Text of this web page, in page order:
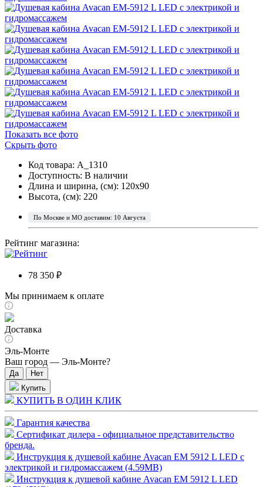
Показать все фото
Скрыть фото
Код товара: A_1310
Доступность: В наличии
Длина и ширина, (см): 120x90
Высота, (см): 220
По Москве и МО доставим: 10 Августа
Рейтинг магазина:
78 350 ₽
Мы принимаем к оплате
Доставка
Эль-Монте
Ваш город — Эль-Монте?
Купить
КУПИТЬ В ОДИН КЛИК
Гарантия качества
Сертификат дилера - официальное представительство
бренда.
Инструкция к душевой кабине Avacan EM 5912 L LED с
электрикой и гидромассажем (4.59MB)
Инструкция к душевой кабине Avacan EM 5912 L LED